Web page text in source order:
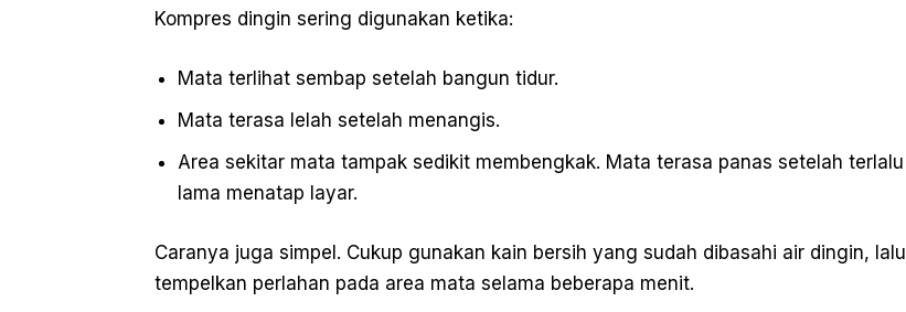
Kompres dingin sering digunakan ketika:
Mata terlihat sembap setelah bangun tidur.
Mata terasa lelah setelah menangis.
Area sekitar mata tampak sedikit membengkak. Mata terasa panas setelah terlalu
lama menatap layar.
Caranya juga simpel. Cukup gunakan kain bersih yang sudah dibasahi air dingin, lalu
tempelkan perlahan pada area mata selama beberapa menit.